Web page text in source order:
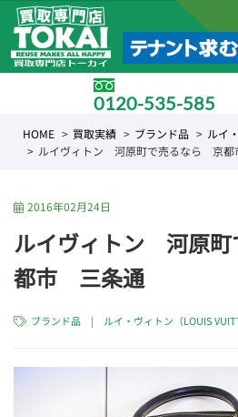
0120-535-585
HOME 買取実績 ブランド品
ルイ
ルイヴィトン 河原町で売るなら 京
2016年02月24日
ルイヴィトン 河原
都市 三条通
ブランド品 | ルイ・ヴィトン（LOUIS